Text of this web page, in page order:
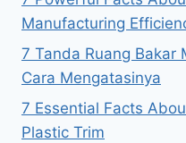
Manufacturing
7 Tanda Ruang Bakar
Cara Mengatasinya
7 Essential Facts
Plastic Trim